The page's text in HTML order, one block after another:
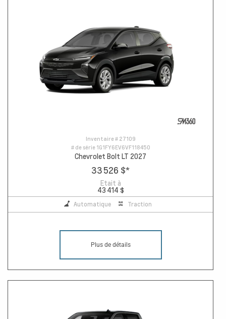
Inventaire # 27109
# de série 1G1FY6EV6VF118450
Chevrolet Bolt LT 2027
33 526 $*
Etait à
43 414 $
Automatique Traction
Plus de détails